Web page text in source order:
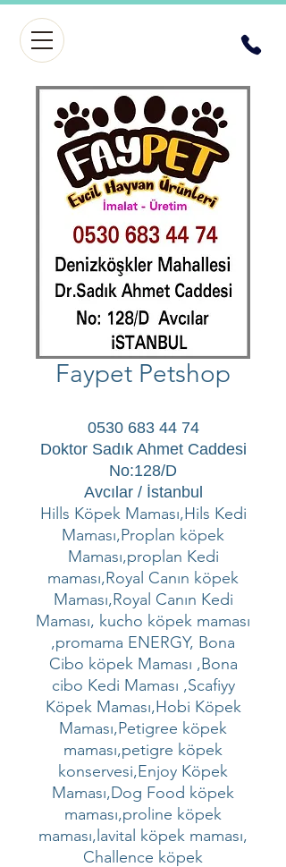
Faypet Petshop
0530 683 44 74
Doktor Sadık Ahmet Caddesi
No:128/D
Avcılar / İstanbul
Hills Köpek Maması,Hils Kedi
Maması,Proplan köpek
Maması,proplan Kedi
maması,Royal Canın köpek
Maması,Royal Canın Kedi
Maması, kucho köpek maması
,promama ENERGY, Bona
Cibo köpek Maması ,Bona
cibo Kedi Maması ,Scafiyy
Köpek Maması,Hobi Köpek
Maması,Petigree köpek
maması,petigre köpek
konservesi,Enjoy Köpek
Maması,Dog Food köpek
maması,proline köpek
maması,lavital köpek maması,
Challence köpek